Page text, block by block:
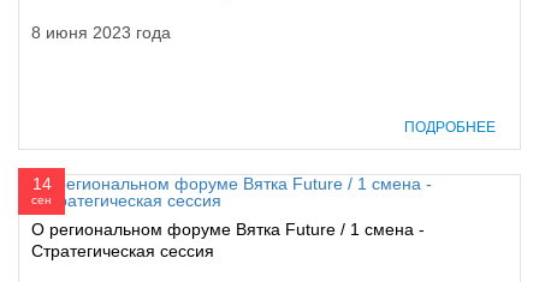
8 июня 2023 года
ПОДРОБНЕЕ
14
сен
О региональном форуме Вятка Future / 1 смена -
Стратегическая сессия